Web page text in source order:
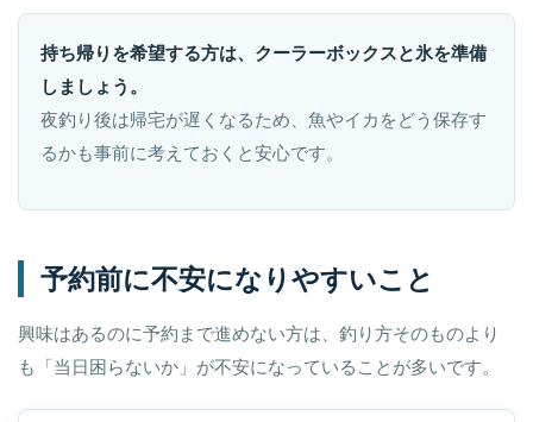
持ち帰りを希望する方は、クーラーボックスと氷を準備
しましょう。
夜釣り後は帰宅が遅くなるため、魚やイカをどう保存す
るかも事前に考えておくと安心です。
予約前に不安になりやすいこと
興味はあるのに予約まで進めない方は、釣り方そのものより
も「当日困らないか」が不安になっていることが多いです。